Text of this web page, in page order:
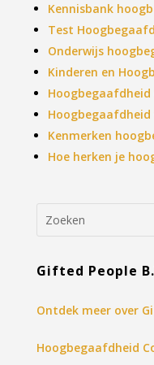
Kennisbank
Test
Onderwijs
Kinderen en
Hoogbegaafdheid
Hoogbegaafdheid
Kenmerken
Hoe herken je
Gifted People
Ontdek meer over
Hoogbegaafdheid